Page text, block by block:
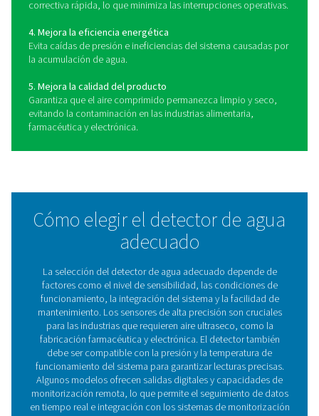
Ventajas del uso de
de agua en sistemas de aire
comprimido
Invertir en un detector de agua de alta calidad mejora el
rendimiento del sistema de aire comprimido, reduce
de mantenimiento y protege los valiosos equipos y
1. Evita daños en el equipo
Protege los compresores, secadores y herramientas
de la corrosión y el desgaste causados por el exceso
humedad.